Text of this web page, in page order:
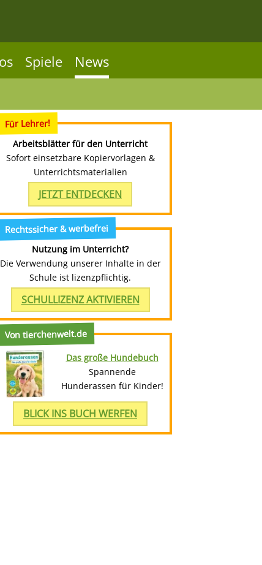
Spiele News
Für Lehrer!
Arbeitsblätter für den Unterricht
Sofort einsetzbare Kopiervorlagen &
Unterrichtsmaterialien
JETZT ENTDECKEN
Rechtssicher & werbefrei
Nutzung im Unterricht?
Die Verwendung unserer Inhalte in der
Schule ist lizenzpflichtig.
SCHULLIZENZ AKTIVIEREN
Von tierchenwelt.de
Das große Hundebuch
Spannende
Hunderassen für Kinder!
BLICK INS BUCH WERFEN